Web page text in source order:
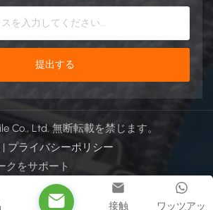
Co., Ltd. 無断転載を禁じます。
| プライバシーポリシー
クをサポート
ワッツアッ
接触